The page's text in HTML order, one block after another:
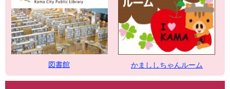
図書館 かまししちゃんルーム